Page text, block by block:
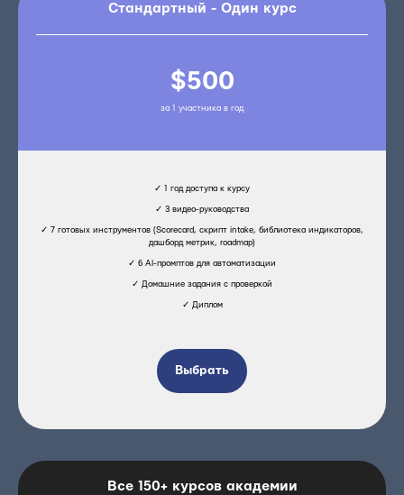
Стандартный - Один курс
$500
за 1 участника в год
✓ 1 год доступа к курсу
✓ 3 видео-руководства
✓ 7 готовых инструментов (Scorecard, скрипт intake, библиотека индикаторов,
дашборд метрик, roadmap)
✓ 6 AI-промптов для автоматизации
✓ Домашние задания с проверкой
✓ Диплом
Выбрать
Все 150+ курсов академии